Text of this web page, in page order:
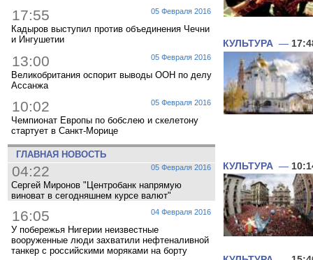
05 Февраля 2016
17:55
Кадыров выступил против объединения Чечни
и Ингушетии
05 Февраля 2016
13:00
Великобритания оспорит выводы ООН по делу
Ассанжа
05 Февраля 2016
10:02
Чемпионат Европы по бобслею и скелетону
стартует в Санкт-Морице
ГЛАВНАЯ НОВОСТЬ
05 Февраля 2016
04:22
Сергей Миронов "Центробанк напрямую
виноват в сегодняшнем курсе валют"
04 Февраля 2016
16:05
У побережья Нигерии неизвестные
вооруженные люди захватили нефтеналивной
танкер с российскими моряками на борту
КУЛЬТУРА —
КУЛЬТУРА —